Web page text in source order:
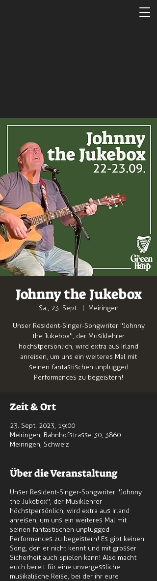
Johnny the Jukebox
Sa., 23. Sept.
  |
Meiringen
Unser Resident-Singer-Songwriter "Johnny
the Jukebox", der Musiklehrer
höchstpersönlich, wird extra aus Irland
anreisen, um uns ein weiteres Mal mit
seinen fantastischen unplugged
Performances zu begeistern!
Zeit & Ort
23. Sept. 2023, 19:00
Meiringen, Bahnhofstrasse 30, 3860
Meiringen, Schweiz
Über die Veranstaltung
Unser Resident-Singer-Songwriter "Johnny
the Jukebox", der Musiklehrer
höchstpersönlich, wird extra aus Irland
anreisen, um uns ein weiteres Mal mit
seinen fantastischen unplugged
Performances zu begeistern! Es gibt keinen
Song, den er nicht kennt und mit grosser
Sicherheit auch spielen kann! Also macht
euch bereit für eine unvergessliche
musikalische Reise, bei der ihr eure